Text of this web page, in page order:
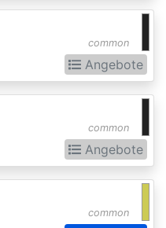
common
Angebote
common
Angebote
common